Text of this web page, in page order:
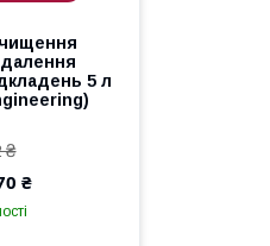
5 л
₴
₴